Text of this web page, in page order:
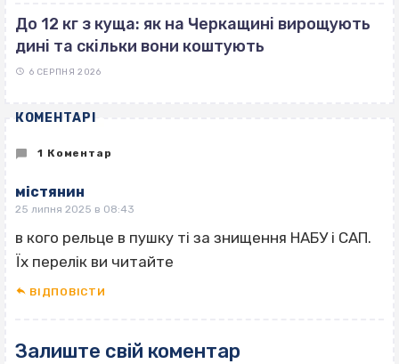
До 12 кг з куща: як на Черкащині вирощують
дині та скільки вони коштують
6 СЕРПНЯ 2026
КОМЕНТАРІ
1 Коментар
містянин
25 липня 2025 в 08:43
в кого рельце в пушку ті за знищення НАБУ і САП.
Їх перелік ви читайте
ВІДПОВІCТИ
Залиште свій коментар